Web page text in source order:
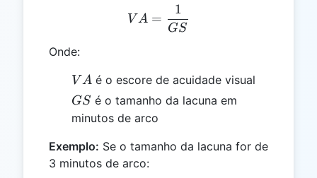
VA = \frac{1}{GS}
V A =
GS
1
Onde:
VA
V A é o escore de acuidade visual
GS
GS é o tamanho da lacuna em
minutos de arco
Exemplo: Se o tamanho da lacuna for de
3 minutos de arco: